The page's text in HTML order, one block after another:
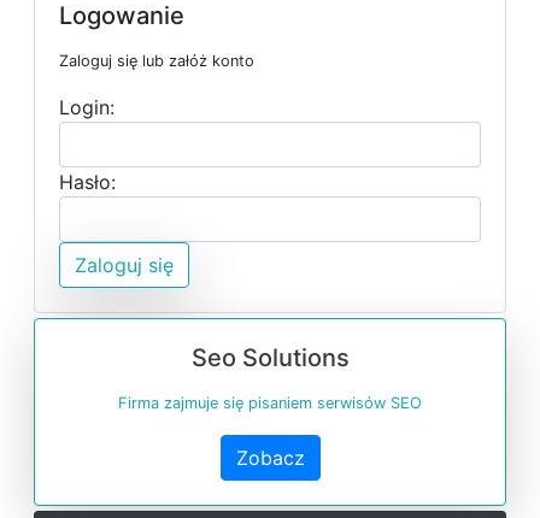
Logowanie
Zaloguj się lub załóż konto
Login:
Hasło:
Zaloguj się
Seo Solutions
Firma zajmuje się pisaniem serwisów SEO
Zobacz